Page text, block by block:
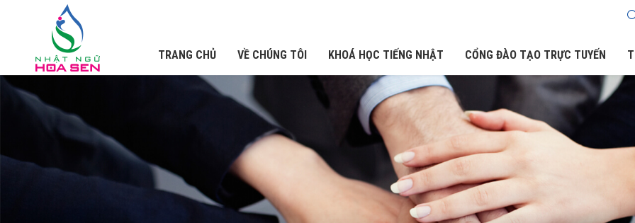
TRANG CHỦ VỀ CHÚNG TÔI KHOÁ HỌC TIẾNG NHẬT CỔNG ĐÀO TẠO TRỰC TUYẾN